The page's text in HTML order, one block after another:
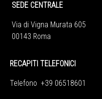
SEDE CENTRALE
Via di Vigna Murata 605
00143 Roma
RECAPITI TELEFONICI
Telefono +39 06518601